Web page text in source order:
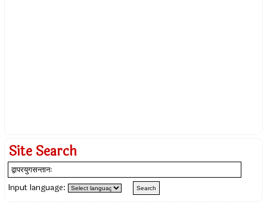
Site Search
Input language: